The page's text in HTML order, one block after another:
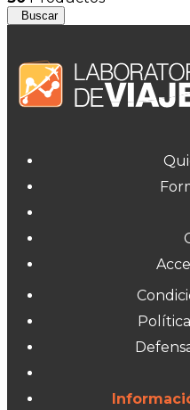
Buscar